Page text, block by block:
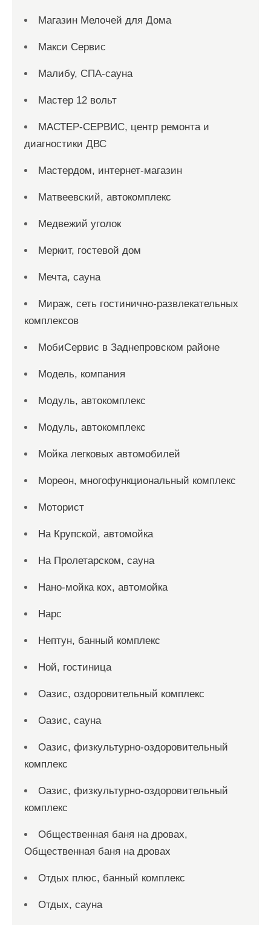
Магазин Мелочей для Дома
Макси Сервис
Малибу, СПА-сауна
Мастер 12 вольт
МАСТЕР-СЕРВИС, центр ремонта и
диагностики ДВС
Мастердом, интернет-магазин
Матвеевский, автокомплекс
Медвежий уголок
Меркит, гостевой дом
Мечта, сауна
Мираж, сеть гостинично-развлекательных
комплексов
МобиСервис в Заднепровском районе
Модель, компания
Модуль, автокомплекс
Модуль, автокомплекс
Мойка легковых автомобилей
Мореон, многофункциональный комплекс
Моторист
На Крупской, автомойка
На Пролетарском, сауна
Нано-мойка кох, автомойка
Нарс
Нептун, банный комплекс
Ной, гостиница
Оазис, оздоровительный комплекс
Оазис, сауна
Оазис, физкультурно-оздоровительный
комплекс
Оазис, физкультурно-оздоровительный
комплекс
Общественная баня на дровах,
Общественная баня на дровах
Отдых плюс, банный комплекс
Отдых, сауна